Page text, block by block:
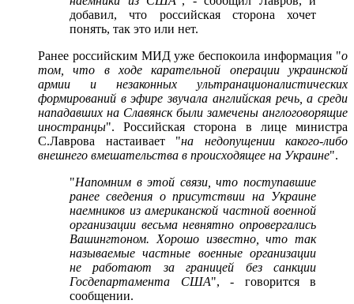
добавил, что российская сторона хочет
понять, так это или нет.
Ранее российским МИД уже беспокоила информация "о
том, что в ходе карательной операции украинской
армии и незаконных ультранационалистических
формирований в эфире звучала английская речь, а среди
нападавших на Славянск были замечены англоговорящие
иностранцы". Российская сторона в лице министра
С.Лаврова настаивает "на недопущении какого-либо
внешнего вмешательства в происходящее на Украине".
"Напомним в этой связи, что поступавшие
ранее сведения о присутствии на Украине
наемников из американской частной военной
организации весьма невнятно опровергались
Вашингтоном. Хорошо известно, что так
называемые частные военные организации
не работают за границей без санкции
Госдепартамента США", - говорится в
сообщении.